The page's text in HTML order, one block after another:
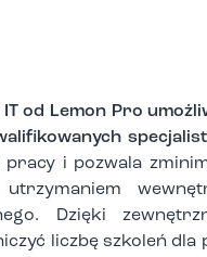
od Lemon Pro
i pozwala
Dzięki
liczbę szkoleń dla